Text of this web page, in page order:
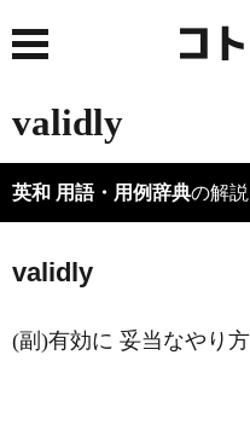
validly
英和 用語・用例辞典の解説
validly
(副)有効に 妥当なやり